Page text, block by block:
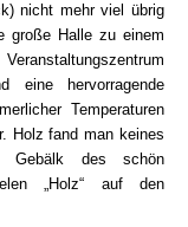
nicht mehr viel übrig
große Halle zu einem
eine hervorragende
Temperaturen
Holz fand man keines
Gebälk des schön
„Holz“ auf den